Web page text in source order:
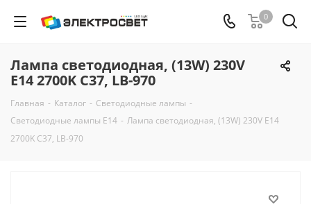
0
Лампа светодиодная, (13W) 230V
E14 2700K С37, LB-970
Главная - Каталог - Светодиодные лампы -
Светодиодные лампы E14 - Лампа светодиодная, (13W) 230V E14
2700K С37, LB-970